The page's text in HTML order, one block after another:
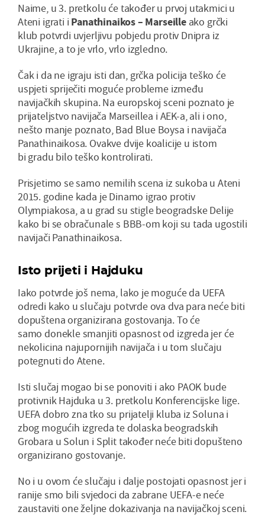
Naime, u 3. pretkolu će također u prvoj utakmici u
Ateni igrati i Panathinaikos – Marseilleako grčki
klub potvrdi uvjerljivu pobjedu protiv Dnipra iz
Ukrajine, a to je vrlo, vrlo izgledno.
Čak i da ne igraju isti dan, grčka policija teško će
uspjeti spriječiti moguće probleme između
navijačkih skupina. Na europskoj sceni poznato je
prijateljstvo navijača Marseillea i AEK-a, ali i ono,
nešto manje poznato, Bad Blue Boysa i navijača
Panathinaikosa. Ovakve dvije koalicije u istom
bi gradu bilo teško kontrolirati.
Prisjetimo se samo nemilih scena iz sukoba u Ateni
2015. godine kada je Dinamo igrao protiv
Olympiakosa, a u grad su stigle beogradske Delije
kako bi se obračunale s BBB-om koji su tada ugostili
navijači Panathinaikosa.
Isto prijeti i Hajduku
Iako potvrde još nema, lako je moguće da UEFA
odredi kako u slučaju potvrde ova dva para neće biti
dopuštena organizirana gostovanja. To će
samo donekle smanjiti opasnost od izgreda jer će
nekolicina najupornijih navijača i u tom slučaju
potegnuti do Atene.
Isti slučaj mogao bi se ponoviti i ako PAOK bude
protivnik Hajduka u 3. pretkolu Konferencijske lige.
UEFA dobro zna tko su prijatelji kluba iz Soluna i
zbog mogućih izgreda te dolaska beogradskih
Grobara u Solun i Split također neće biti dopušteno
organizirano gostovanje.
No i u ovom će slučaju i dalje postojati opasnost jer i
ranije smo bili svjedoci da zabrane UEFA-e neće
zaustaviti one željne dokazivanja na navijačkoj sceni.